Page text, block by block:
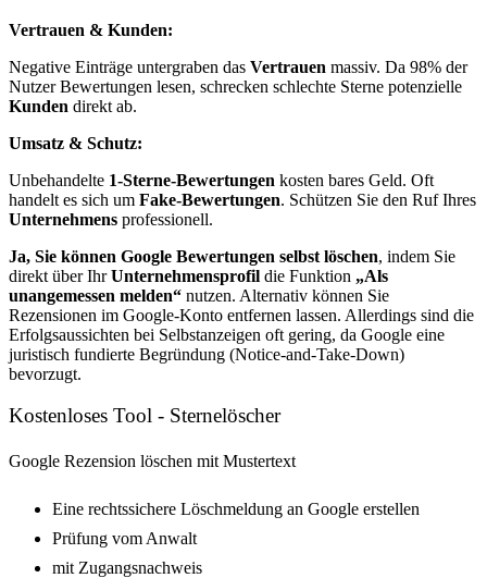
Vertrauen & Kunden:
Negative Einträge untergraben das Vertrauen massiv. Da 98% der
Nutzer Bewertungen lesen, schrecken schlechte Sterne potenzielle
Kunden direkt ab.
Umsatz & Schutz:
Unbehandelte 1-Sterne-Bewertungen kosten bares Geld. Oft
handelt es sich um Fake-Bewertungen. Schützen Sie den Ruf Ihres
Unternehmens professionell.
Ja, Sie können Google Bewertungen selbst löschen, indem Sie
direkt über IhrUnternehmensprofil die Funktion „Als
unangemessen melden“ nutzen. Alternativ können Sie
Rezensionen im Google-Konto entfernen lassen. Allerdings sind die
Erfolgsaussichten bei Selbstanzeigen oft gering, da Google eine
juristisch fundierte Begründung (Notice-and-Take-Down)
bevorzugt.
Kostenloses Tool - Sternelöscher
Google Rezension löschen mit Mustertext
Eine rechtssichere Löschmeldung an Google erstellen
Prüfung vom Anwalt
mit Zugangsnachweis